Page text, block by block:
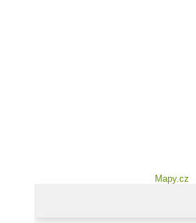
Mapy.cz